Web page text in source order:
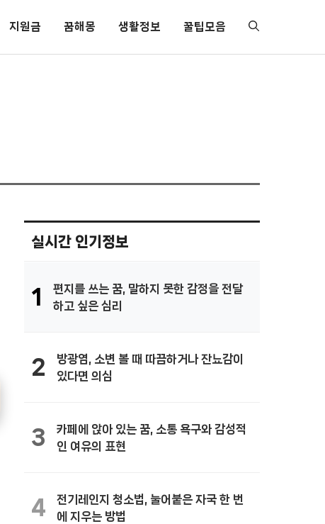
지원금 꿈해몽 생활정보 꿀팁모음
실시간 인기정보
1
편지를 쓰는 꿈, 말하지 못한 감정을 전달
하고 싶은 심리
2
방광염, 소변 볼 때 따끔하거나 잔뇨감이
있다면 의심
3
카페에 앉아 있는 꿈, 소통 욕구와 감성적
인 여유의 표현
4
전기레인지 청소법, 눌어붙은 자국 한 번
에 지우는 방법